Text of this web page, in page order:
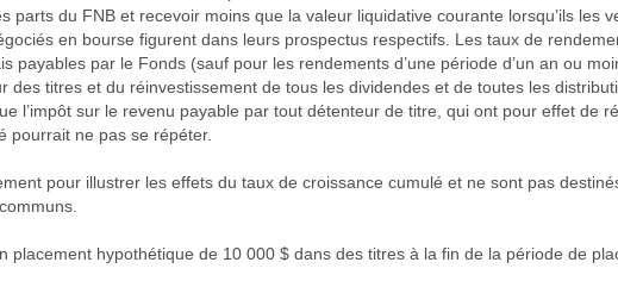
du FNB et recevoir moins que la valeur liquidative courante lorsqu’ils les
en bourse figurent dans leurs prospectus respectifs. Les taux de
par le Fonds (sauf pour les rendements d’une période d’un an ou
titres et du réinvestissement de tous les dividendes et de toutes les
l’impôt sur le revenu payable par tout détenteur de titre, qui ont pour effet de
pourrait ne pas se répéter.
pour illustrer les effets du taux de croissance cumulé et ne sont pas
placement hypothétique de 10 000 $ dans des titres à la fin de la période de